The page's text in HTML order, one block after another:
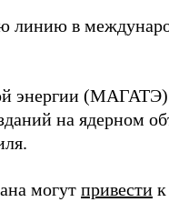
линию в
энергии (МАГАТЭ)
на ядерном
могут привести